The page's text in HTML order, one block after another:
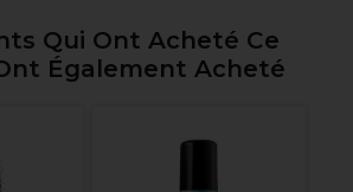
Qui Ont Acheté Ce
Également Acheté